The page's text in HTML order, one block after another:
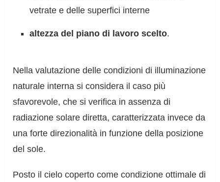
vetrate e delle superfici interne
altezza del piano di lavoro scelto.
Nella valutazione delle condizioni di illuminazione
naturale interna si considera il caso più
sfavorevole, che si verifica in assenza di
radiazione solare diretta, caratterizzata invece da
una forte direzionalità in funzione della posizione
del sole.
Posto il cielo coperto come condizione ottimale di